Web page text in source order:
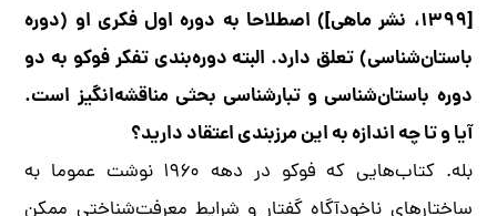
[۱۳۹۹، نشر ماهی]) اصطلاحا به دوره اول فکری او (دوره
باستان‌شناسی) تعلق دارد. البته دوره‌بندی تفکر فوکو به دو
دوره باستان‌شناسی و تبارشناسی بحثی مناقشه‌انگیز است.
آیا و تا چه اندازه به این مرزبندی اعتقاد دارید؟
بله. کتاب‌هایی که فوکو در دهه ۱۹۶۰ نوشت عموما به